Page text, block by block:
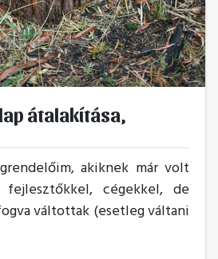
átalakítása,
akiknek már volt
fejlesztőkkel, cégekkel, de
váltottak (esetleg váltani